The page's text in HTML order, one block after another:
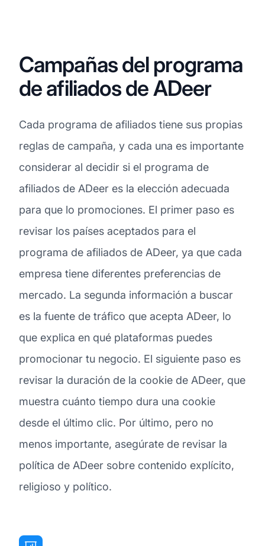
Campañas del programa
de afiliados de ADeer
Cada programa de afiliados tiene sus propias
reglas de campaña, y cada una es importante
considerar al decidir si el programa de
afiliados de ADeer es la elección adecuada
para que lo promociones. El primer paso es
revisar los países aceptados para el
programa de afiliados de ADeer, ya que cada
empresa tiene diferentes preferencias de
mercado. La segunda información a buscar
es la fuente de tráfico que acepta ADeer, lo
que explica en qué plataformas puedes
promocionar tu negocio. El siguiente paso es
revisar la duración de la cookie de ADeer, que
muestra cuánto tiempo dura una cookie
desde el último clic. Por último, pero no
menos importante, asegúrate de revisar la
política de ADeer sobre contenido explícito,
religioso y político.